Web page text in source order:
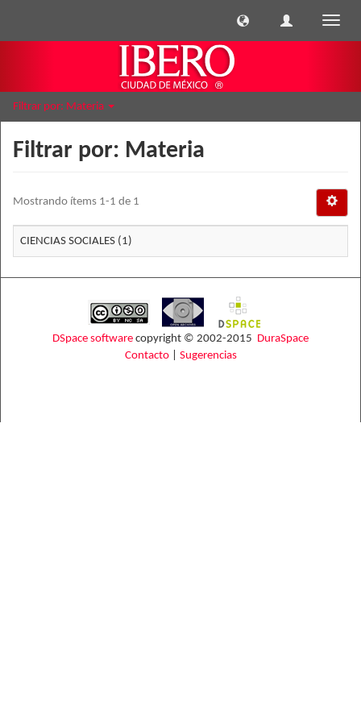
Filtrar por: Materia
Filtrar por: Materia
Mostrando ítems 1-1 de 1
CIENCIAS SOCIALES (1)
DSpace software copyright © 2002-2015 DuraSpace
Contacto| Sugerencias